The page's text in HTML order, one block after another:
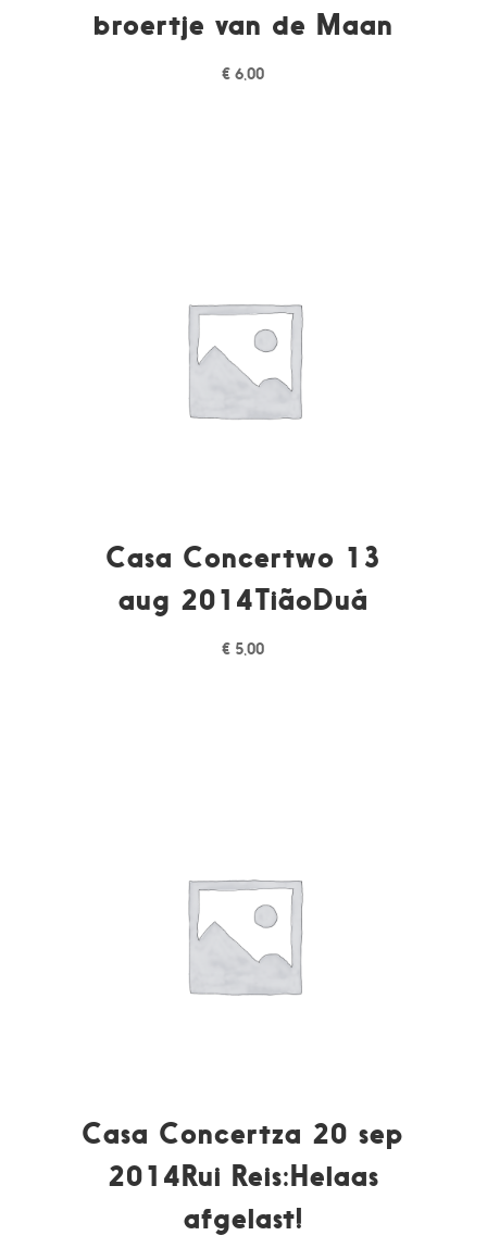
broertje van de Maan
€ 6,00
Casa Concertwo 13
aug 2014TiãoDuá
€ 5,00
Casa Concertza 20 sep
2014Rui Reis:Helaas
afgelast!